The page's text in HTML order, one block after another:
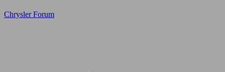
Chrysler Forum